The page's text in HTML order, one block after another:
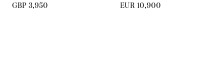
GBP 3,950
EUR 10,900